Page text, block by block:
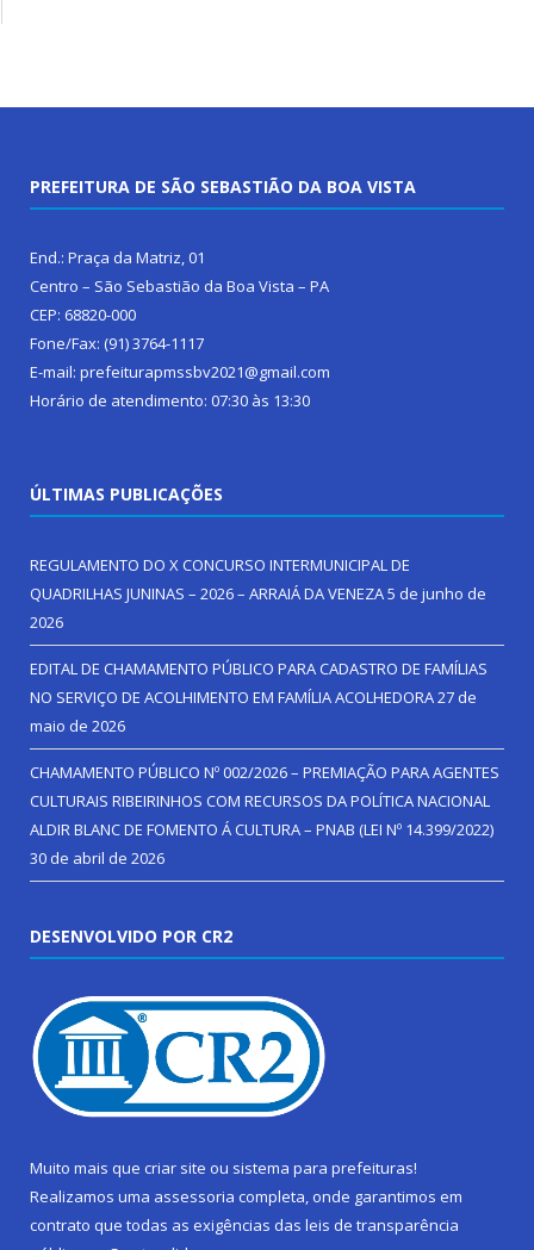
PREFEITURA DE SÃO SEBASTIÃO DA BOA VISTA
End.: Praça da Matriz, 01
Centro – São Sebastião da Boa Vista – PA
CEP: 68820-000
Fone/Fax: (91) 3764-1117
E-mail: prefeiturapmssbv2021@gmail.com
Horário de atendimento: 07:30 às 13:30
ÚLTIMAS PUBLICAÇÕES
REGULAMENTO DO X CONCURSO INTERMUNICIPAL DE
QUADRILHAS JUNINAS – 2026 – ARRAIÁ DA VENEZA5 de junho de
2026
EDITAL DE CHAMAMENTO PÚBLICO PARA CADASTRO DE FAMÍLIAS
NO SERVIÇO DE ACOLHIMENTO EM FAMÍLIA ACOLHEDORA27 de
maio de 2026
CHAMAMENTO PÚBLICO Nº 002/2026 – PREMIAÇÃO PARA AGENTES
CULTURAIS RIBEIRINHOS COM RECURSOS DA POLÍTICA NACIONAL
ALDIR BLANC DE FOMENTO Á CULTURA – PNAB (LEI Nº 14.399/2022)
30 de abril de 2026
DESENVOLVIDO POR CR2
Muito mais que criar site ou sistema para prefeituras!
Realizamos uma assessoria completa, onde garantimos em
contrato que todas as exigências das leis de transparência